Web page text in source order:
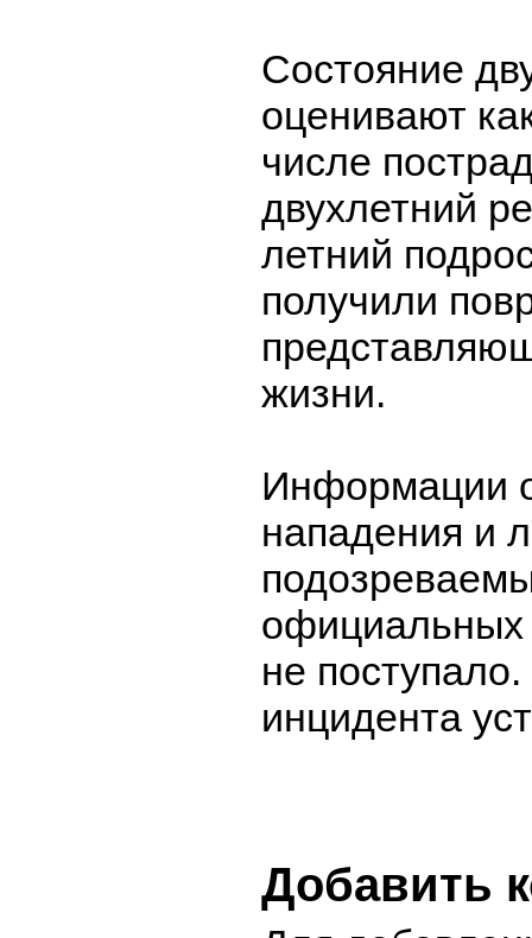
Состояние
оценивают
числе
двухлетний
летний
получили
жизни.
Информации
нападения и
официальных
не
инцидента
Добавить